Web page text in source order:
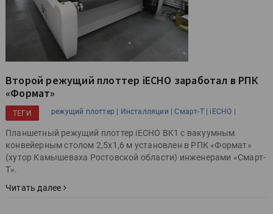
Второй режущий плоттер iECHO заработал в РПК
«Формат»
ТЕГИ режущий плоттер | Инсталляции | Смарт-Т | iECHO |
Планшетный режущий плоттер iECHO BK1 с вакуумным
конвейерным столом 2,5х1,6 м установлен в РПК «Формат»
(хутор Камышеваха Ростовской области) инженерами «Смарт-
Т».
Читать далее